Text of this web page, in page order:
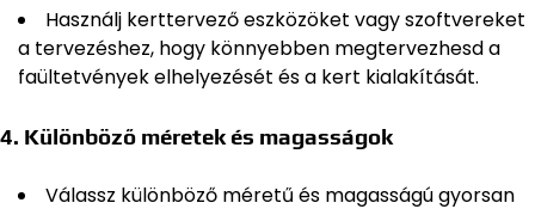
Használj kerttervező eszközöket vagy szoftvereket
a tervezéshez, hogy könnyebben megtervezhesd a
faültetvények elhelyezését és a kert kialakítását.
4. Különböző méretek és magasságok
Válassz különböző méretű és magasságú gyorsan